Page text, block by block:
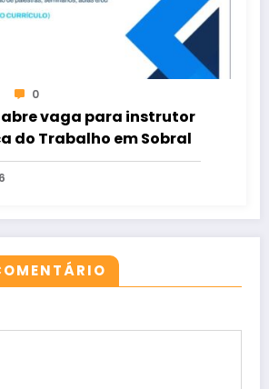
0
abre vaga para instrutor
do Trabalho em Sobral